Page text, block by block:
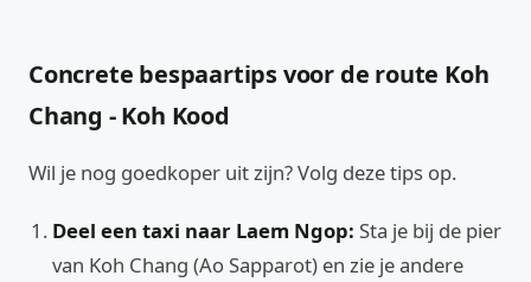
Concrete bespaartips voor de route Koh
Chang - Koh Kood
Wil je nog goedkoper uit zijn? Volg deze tips op.
Deel een taxi naar Laem Ngop: Sta je bij de pier
van Koh Chang (Ao Sapparot) en zie je andere